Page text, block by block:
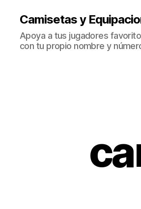
Camisetas y
Apoya a tus jugadores
con tu propio nombre y